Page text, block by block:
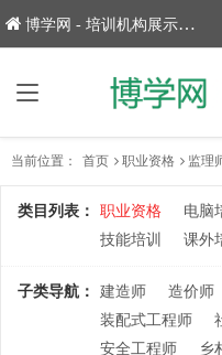
博学网 - 培训机构展示平台！
当前位置： 首页 职业资格 监理
类目列表： 职业资格 电脑
技能培训
课外
子类导航： 建造师 造价师
装配式工程师
安全工程师
乡